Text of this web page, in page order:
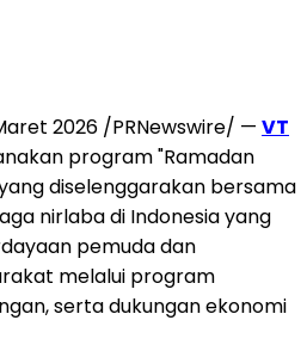
2026 /PRNewswire/ — VT
program "Ramadan
diselenggarakan bersama
nirlaba di Indonesia yang
pemuda dan
melalui program
serta dukungan ekonomi